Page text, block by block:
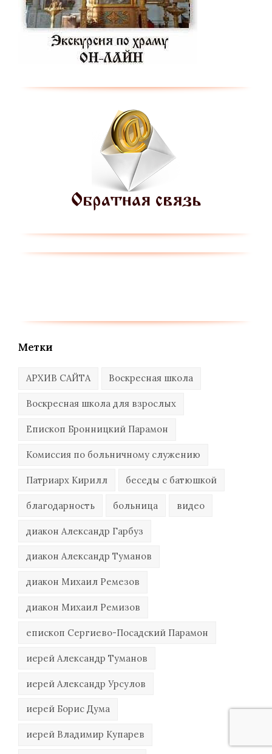
Метки
АРХИВ САЙТА Воскресная школа
Воскресная школа для взрослых
Епископ Бронницкий Парамон
Комиссия по больничному служению
Патриарх Кирилл беседы с батюшкой
благодарность больница видео
диакон Александр Гарбуз
диакон Александр Туманов
диакон Михаил Ремезов
диакон Михаил Ремизов
епископ Сергиево-Посадский Парамон
иерей Александр Туманов
иерей Александр Урсулов
иерей Борис Дума
иерей Владимир Купарев